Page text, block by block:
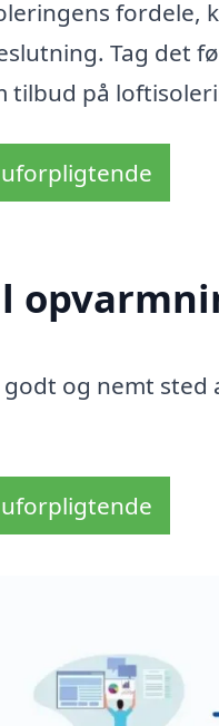
fordele,
Tag det
tilbud på
og nemt